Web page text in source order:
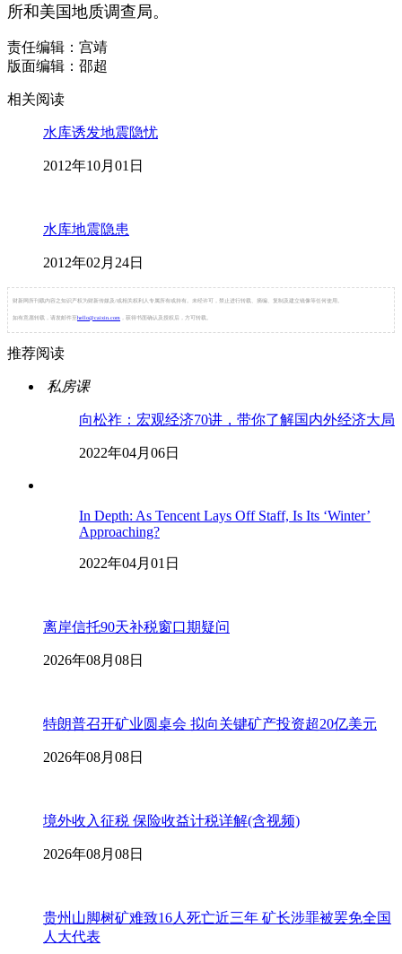
所和美国地质调查局。
责任编辑：宫靖
版面编辑：邵超
相关阅读
水库诱发地震隐忧
2012年10月01日
水库地震隐患
2012年02月24日
财新网所刊载内容之知识产权为财新传媒及/或相关权利人专属所有或持有。未经许可，禁止进行转载、摘编、复制及建立镜像等任何使用。
如有意愿转载，请发邮件至 hello@caixin.com ，获得书面确认及授权后，方可转载。
推荐阅读
私房课
向松祚：宏观经济70讲，带你了解国内外经济大局
2022年04月06日
In Depth: As Tencent Lays Off Staff, Is Its ‘Winter’
Approaching?
2022年04月01日
离岸信托90天补税窗口期疑问
2026年08月08日
特朗普召开矿业圆桌会 拟向关键矿产投资超20亿美元
2026年08月08日
境外收入征税 保险收益计税详解(含视频)
2026年08月08日
贵州山脚树矿难致16人死亡近三年 矿长涉罪被罢免全国
人大代表